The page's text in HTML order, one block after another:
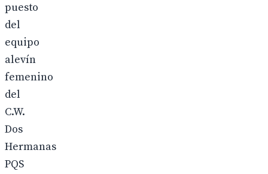
puesto
del
equipo
alevín
femenino
del
C.W.
Dos
Hermanas
PQS